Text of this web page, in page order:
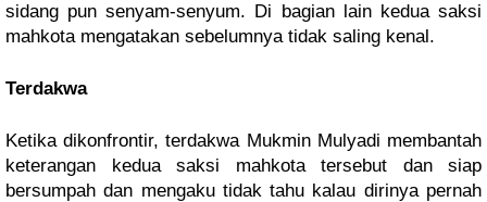
sidang pun senyam-senyum. Di bagian lain kedua saksi
mahkota mengatakan sebelumnya tidak saling kenal.
Terdakwa
Ketika dikonfrontir, terdakwa Mukmin Mulyadi membantah
keterangan kedua saksi mahkota tersebut dan siap
bersumpah dan mengaku tidak tahu kalau dirinya pernah